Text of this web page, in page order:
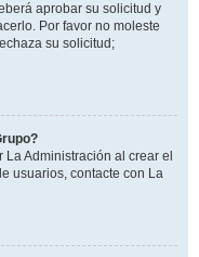
aprobar su solicitud y
Por favor no moleste
su solicitud;
Administración al crear el
usuarios, contacte con La